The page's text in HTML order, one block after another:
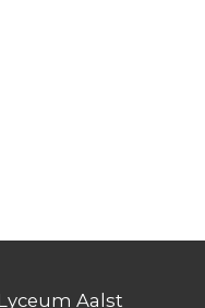
Aalst